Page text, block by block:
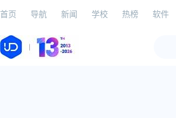
首页 导航 新闻 学校 热榜 软件